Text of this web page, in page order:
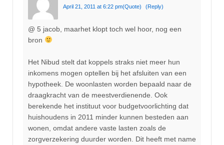
April 21, 2011 at 6:22 pm(Quote) (Reply)
@ 5 jacob, maarhet klopt toch wel hoor, nog een
bron
Het Nibud stelt dat koppels straks niet meer hun
inkomens mogen optellen bij het afsluiten van een
hypotheek. De woonlasten worden bepaald naar de
draagkracht van de meestverdienende. Ook
berekende het instituut voor budgetvoorlichting dat
huishoudens in 2011 minder kunnen besteden aan
wonen, omdat andere vaste lasten zoals de
zorgverzekering duurder worden. Dit heeft met name